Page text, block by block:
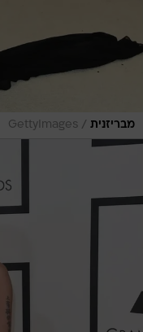
מבריזנית /
GettyImages